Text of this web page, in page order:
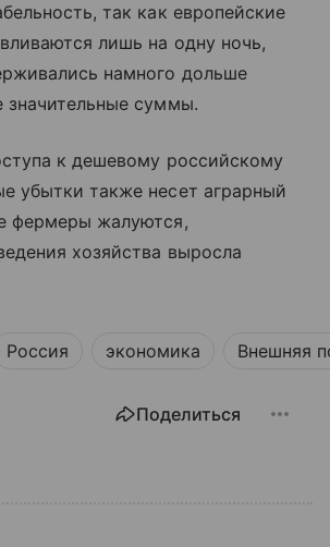
так как европейские
лишь на одну ночь,
намного дольше
значительные суммы.
к дешевому российскому
убытки также несет аграрный
фермеры жалуются,
хозяйства выросла
Россия экономика Внешняя
Поделиться